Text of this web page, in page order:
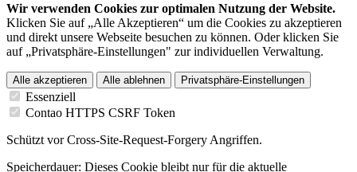
Wir verwenden Cookies zur optimalen Nutzung der Website.
Klicken Sie auf „Alle Akzeptieren“ um die Cookies zu akzeptieren
und direkt unsere Webseite besuchen zu können. Oder klicken Sie
auf „Privatsphäre-Einstellungen" zur individuellen Verwaltung.
Alle akzeptieren Alle ablehnen Privatsphäre-Einstellungen
Essenziell
Contao HTTPS CSRF Token
Schützt vor Cross-Site-Request-Forgery Angriffen.
Speicherdauer: Dieses Cookie bleibt nur für die aktuelle